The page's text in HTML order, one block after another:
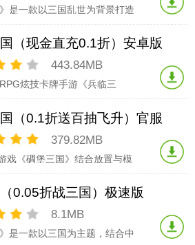
提供了轻松有
》是一款以三国乱世为背景打造
Q版武将形象和简单的操作，
与翅膀，还有唯美的外观系
拥有神兵、法宝、宠物等各种
三国！龙腾于天
（现金直充0.1折）安卓版
443.84MB
炫技卡牌手游《兵临三
万物的天金神将，带你角逐三
搭配你的元素灵石，解锁全新
;还有海量限时活动,百万福利
入了
（0.1折送百抽飞升）官服
379.82MB
戏《碉堡三国》结合放置与模
位神明开启一段波澜壮阔的冒
爱萝莉小甜心，展开一段怦然
。上百种华丽专属技能，配合
乐趣，无需
0.05折战三国）极速版
8.1MB
》是一款以三国为主题，结合中